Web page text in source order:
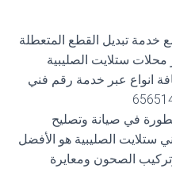
خدمة تبديل القطع المتعطلة
ستلايت الصليبية
انواع عبر خدمة رقم فني
في صيانة وتصليح
ستلايت الصليبية هو الأفضل
الصحون ومعايرة